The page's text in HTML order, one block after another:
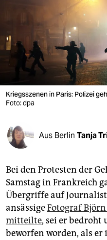
wahrheit
verlag
veranstaltungen
fragen & hilfe
unterstützen
abo
genossenschaft
epaper login
Kriegsszenen in Paris: Polizei
Foto: dpa
Aus Berlin Tanja
Bei den Protesten der
Samstag in Frankreich
Übergriffe auf
ansässigeFotograf
mitteilte, sei er bedroht
beworfen worden, als er